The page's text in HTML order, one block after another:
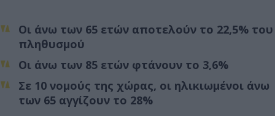
Οι άνω των 65 ετών αποτελούν το 22,5% του
πληθυσμού
Οι άνω των 85 ετών φτάνουν το 3,6%
Σε 10 νομούς της χώρας, οι ηλικιωμένοι άνω
των 65 αγγίζουν το 28%